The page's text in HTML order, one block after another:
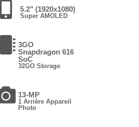
5.2" (1920x1080)
Super AMOLED
3GO
Snapdragon 616
SoC
32GO Storage
13-MP
1 Arrière Appareil
Photo